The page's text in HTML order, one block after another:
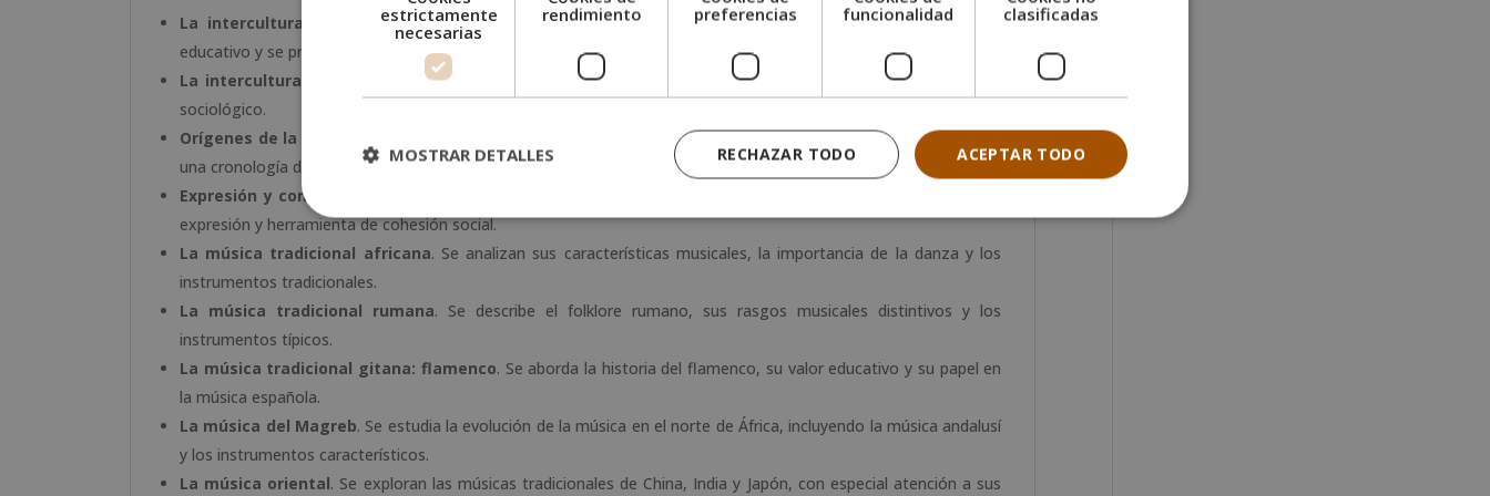
La interculturalidad en el marco de la LOE . Se analiza el concepto de interculturalidad en el contexto
educativo y se proponen estrategias para promoverla a través de la música.
La interculturalidad
. Se profundiza en las nociones de cultura, identidad y multiculturalidad, con un enfoque
sociológico.
Orígenes de la música en la cultura
. Se explora el surgimiento del sonido como expresión cultural y se traza
una cronología de la música.
Expresión y comunicación a través de la música
expresión y herramienta de cohesión social.
La música tradicional africana. Se analizan sus características musicales, la importancia de la danza y los
instrumentos tradicionales.
La música tradicional rumana. Se describe el folklore rumano, sus rasgos musicales distintivos y los
instrumentos típicos.
La música tradicional gitana: flamenco. Se aborda la historia del flamenco, su valor educativo y su papel en
la música española.
La música del Magreb. Se estudia la evolución de la música en el norte de África, incluyendo la música andalusí
y los instrumentos característicos.
La música oriental. Se exploran las músicas tradicionales de China, India y Japón, con especial atención a sus
estrictamente
necesarias
rendimiento
preferencias
funcionalidad
clasificadas
ACEPTAR TODO
RECHAZAR TODO
MOSTRAR DETALLES